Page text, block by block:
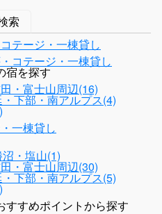
索
テージ・一棟貸し
コテージ・一棟貸し
宿を探す
・富士山周辺(16)
下部・南アルプス(4)
一棟貸し
・塩山(1)
・富士山周辺(30)
下部・南アルプス(5)
すすめポイントから探す